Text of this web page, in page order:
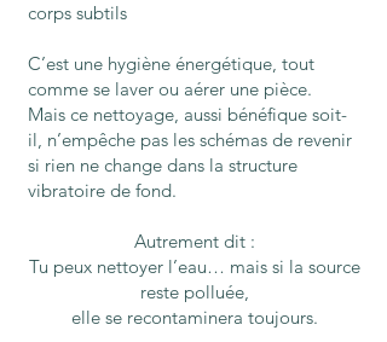
corps subtils
C’est une hygiène énergétique, tout
comme se laver ou aérer une pièce.
Mais ce nettoyage, aussi bénéfique soit-
il, n’empêche pas les schémas de revenir
si rien ne change dans la structure
vibratoire de fond.
Autrement dit :
Tu peux nettoyer l’eau… mais si la source
reste polluée,
elle se recontaminera toujours.